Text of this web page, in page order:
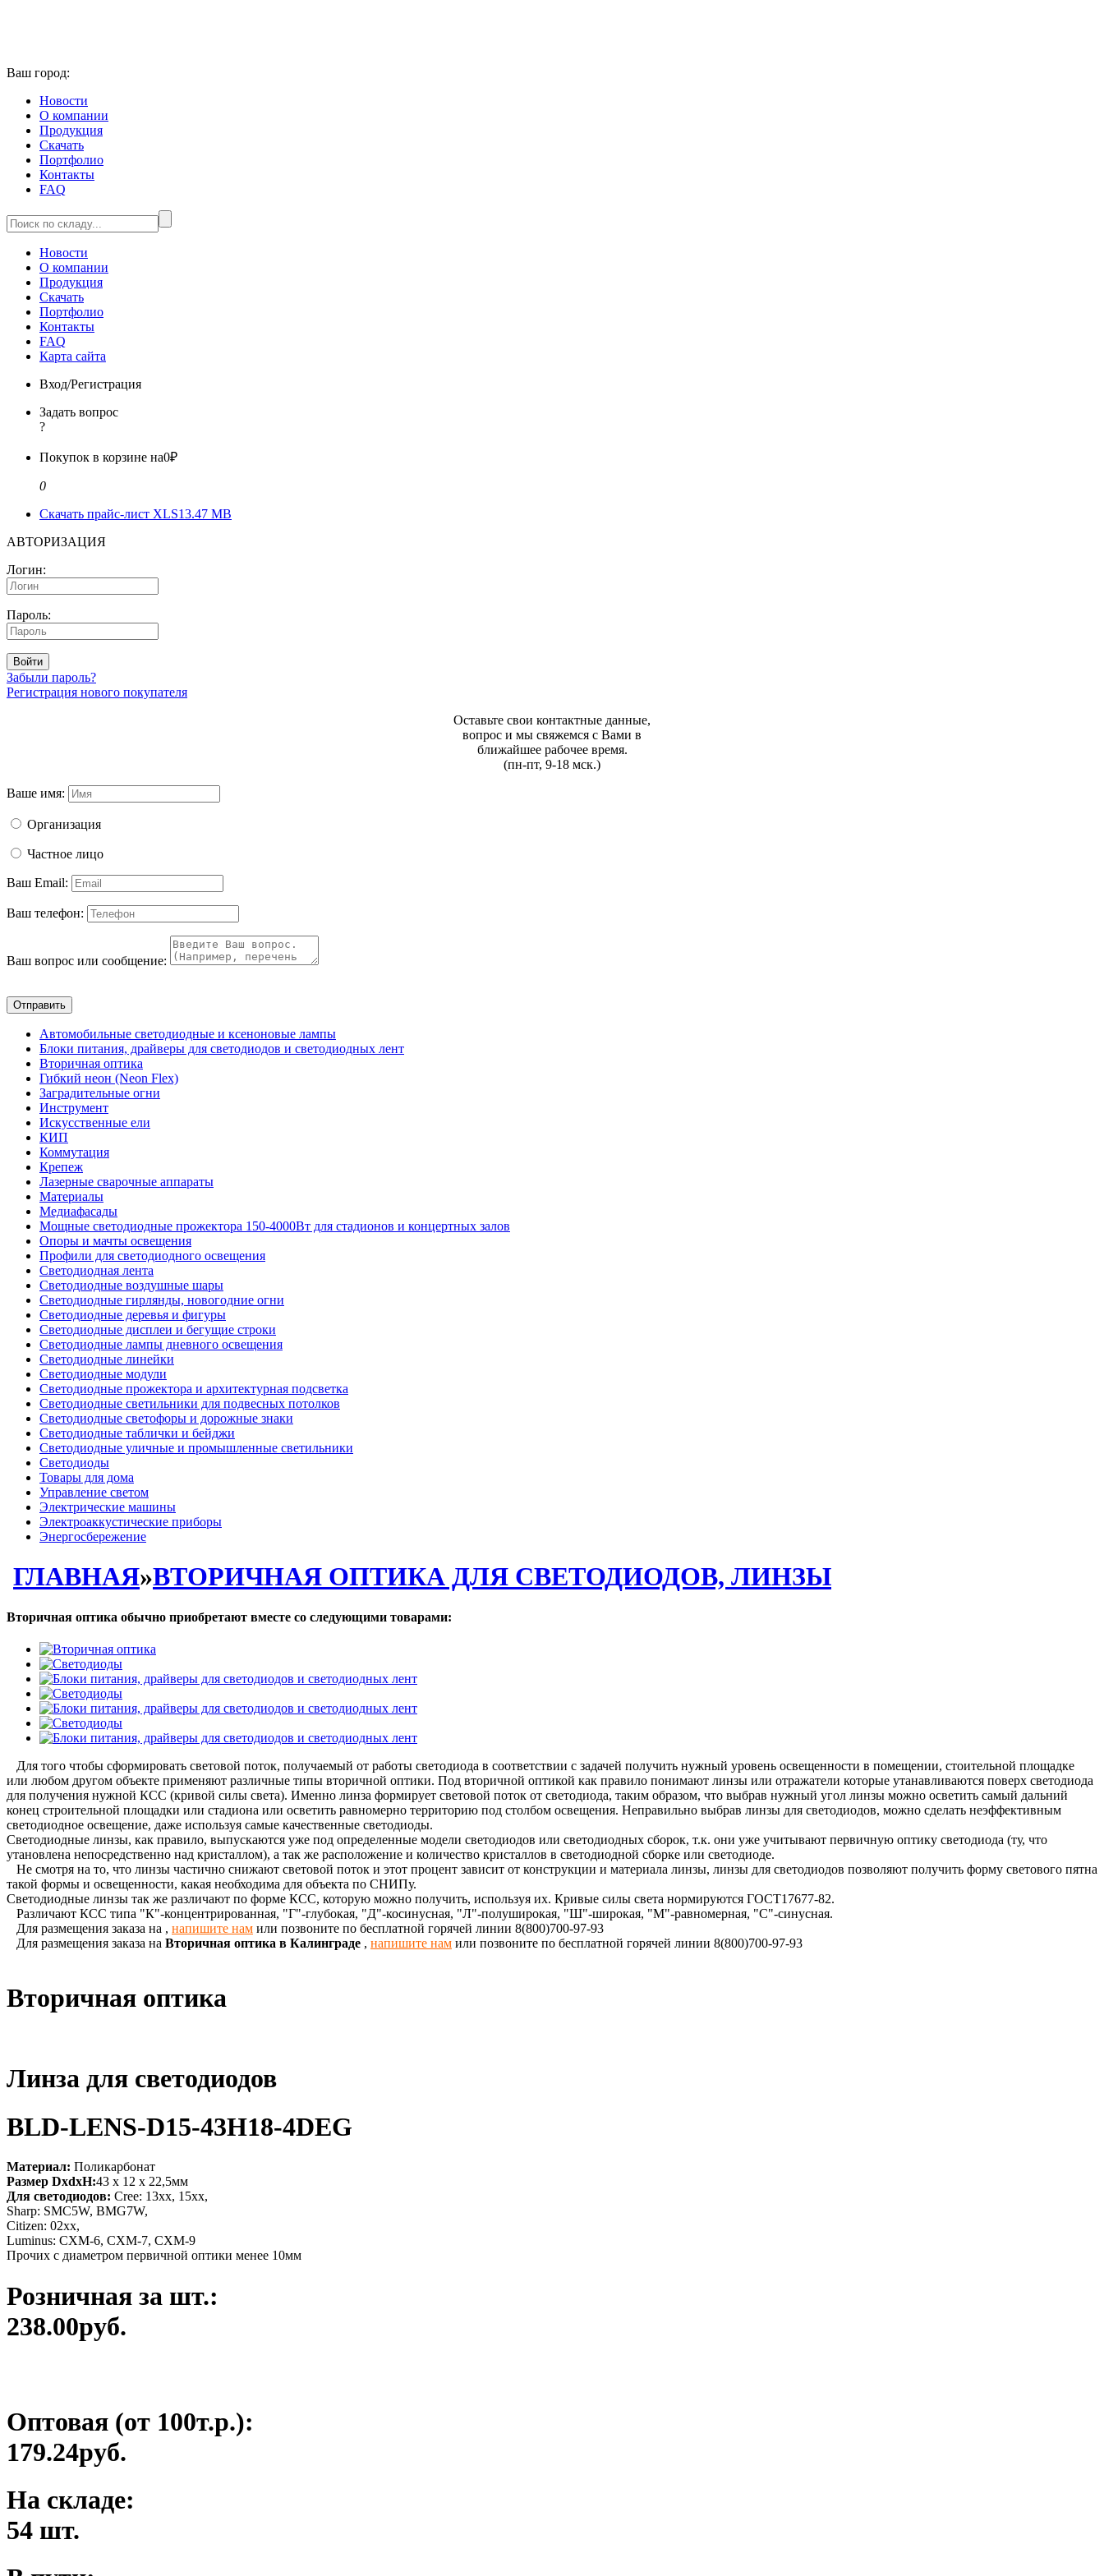
Ваш город:
Новости
О компании
Продукция
Скачать
Портфолио
Контакты
FAQ
Новости
О компании
Продукция
Скачать
Портфолио
Контакты
FAQ
Карта сайта
Вход/Регистрация
Задать вопрос
?
Покупок в корзине на0₽
0
Скачать прайс-лист XLS13.47 MB
АВТОРИЗАЦИЯ
Логин:
Пароль:
Войти
Забыли пароль?
Регистрация нового покупателя
Оставьте свои контактные данные,
вопрос и мы свяжемся с Вами в
ближайшее рабочее время.
(пн-пт, 9-18 мск.)
Ваше имя:
Организация
Частное лицо
Ваш Email:
Ваш телефон:
Ваш вопрос или сообщение:
Отправить
Автомобильные светодиодные и ксеноновые лампы
Блоки питания, драйверы для светодиодов и светодиодных лент
Вторичная оптика
Гибкий неон (Neon Flex)
Заградительные огни
Инструмент
Искусственные ели
КИП
Коммутация
Крепеж
Лазерные сварочные аппараты
Материалы
Медиафасады
Мощные светодиодные прожектора 150-4000Вт для стадионов и концертных залов
Опоры и мачты освещения
Профили для светодиодного освещения
Светодиодная лента
Светодиодные воздушные шары
Светодиодные гирлянды, новогодние огни
Светодиодные деревья и фигуры
Светодиодные дисплеи и бегущие строки
Светодиодные лампы дневного освещения
Светодиодные линейки
Светодиодные модули
Светодиодные прожектора и архитектурная подсветка
Светодиодные светильники для подвесных потолков
Светодиодные светофоры и дорожные знаки
Светодиодные таблички и бейджи
Светодиодные уличные и промышленные светильники
Светодиоды
Товары для дома
Управление светом
Электрические машины
Электроаккустические приборы
Энергосбережение
ГЛАВНАЯ»ВТОРИЧНАЯ ОПТИКА ДЛЯ СВЕТОДИОДОВ, ЛИНЗЫ
Вторичная оптика обычно приобретают вместе со следующими товарами:
Для того чтобы сформировать световой поток, получаемый от работы светодиода в соответствии с задачей получить нужный уровень освещенности в помещении, стоительной площадке
или любом другом объекте применяют различные типы вторичной оптики. Под вторичной оптикой как правило понимают линзы или отражатели которые утанавливаются поверх светодиода
для получения нужной КСС (кривой силы света). Именно линза формирует световой поток от светодиода, таким образом, что выбрав нужный угол линзы можно осветить самый дальний
конец строительной площадки или стадиона или осветить равномерно территорию под столбом освещения. Неправильно выбрав линзы для светодиодов, можно сделать неэффективным
светодиодное освещение, даже используя самые качественные светодиоды.
Светодиодные линзы, как правило, выпускаются уже под определенные модели светодиодов или светодиодных сборок, т.к. они уже учитывают первичную оптику светодиода (ту, что
утановлена непосредственно над кристаллом), а так же расположение и количество кристаллов в светодиодной сборке или светодиоде.
Не смотря на то, что линзы частично снижают световой поток и этот процент зависит от конструкции и материала линзы, линзы для светодиодов позволяют получить форму светового пятна
такой формы и освещенности, какая необходима для объекта по СНИПу.
Светодиодные линзы так же различают по форме КСС, которую можно получить, используя их. Кривые силы света нормируются ГОСТ17677-82.
Различают КСС типа "К"-концентрированная, "Г"-глубокая, "Д"-косинусная, "Л"-полуширокая, "Ш"-широкая, "М"-равномерная, "С"-синусная.
Для размещения заказа на , напишите нам или позвоните по бесплатной горячей линии 8(800)700-97-93
Для размещения заказа на Вторичная оптика в Калинграде , напишите нам или позвоните по бесплатной горячей линии 8(800)700-97-93
Вторичная оптика
Линза для светодиодов
BLD-LENS-D15-43H18-4DEG
Материал: Поликарбонат
Размер DxdxH:43 х 12 x 22,5мм
Для светодиодов: Cree: 13xx, 15xx,
Sharp: SMC5W, BMG7W,
Citizen: 02xx,
Luminus: CXM-6, CXM-7, CXM-9
Прочих с диаметром первичной оптики менее 10мм
Розничная за шт.:
238.00руб.
Оптовая (от 100т.р.):
179.24руб.
На складе:
54 шт.